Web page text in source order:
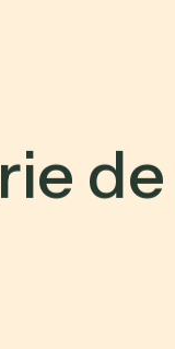
rie de